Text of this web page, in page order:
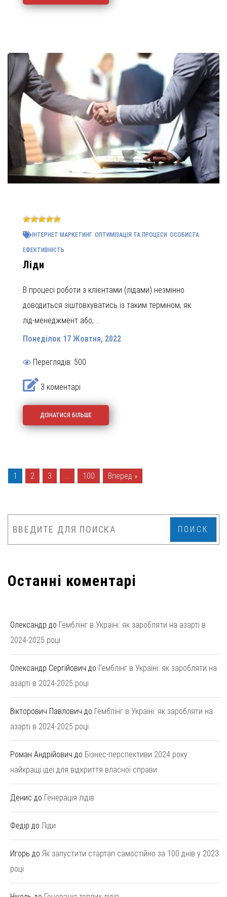
ІНТЕРНЕТ МАРКЕТИНГ ОПТИМІЗАЦІЯ ТА ПРОЦЕСИ ОСОБИСТА
ЕФЕКТИВНІСТЬ
Ліди
В процесі роботи з клієнтами (лідами) незмінно
доводиться зіштовхуватись із таким терміном, як
лід-менеджмент або, ...
Понеділок 17 Жовтня, 2022
Переглядів: 500
3 коментарі
ДІЗНАТИСЯ БІЛЬШЕ
1 2 3 … 100 Вперед »
ПОИСК
Останні коментарі
Олександр до Гемблінг в Україні: як заробляти на азарті в
2024-2025 році
Олександр Сергійович до Гемблінг в Україні: як заробляти на
азарті в 2024-2025 році
Вікторович Павлович до Гемблінг в Україні: як заробляти на
азарті в 2024-2025 році
Роман Андрійович до Бізнес-перспективи 2024 року:
найкращі ідеї для відкриття власної справи
Денис до Генерація лідів
Федір до Ліди
Игорь до Як запустити стартап самостійно за 100 днів у 2023
році